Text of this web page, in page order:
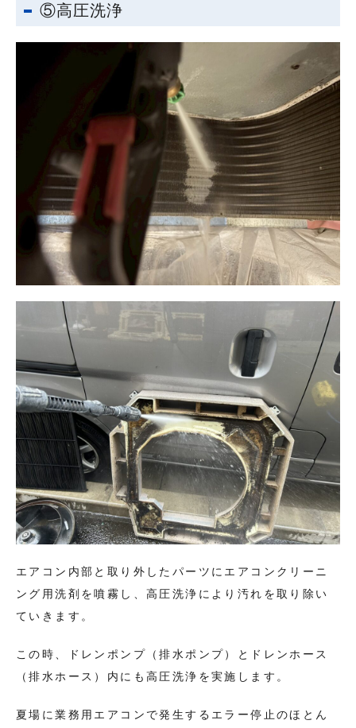
⑤高圧洗浄
エアコン内部と取り外したパーツにエアコンクリーニ
ング用洗剤を噴霧し、高圧洗浄により汚れを取り除い
ていきます。
この時、ドレンポンプ（排水ポンプ）とドレンホース
（排水ホース）内にも高圧洗浄を実施します。
夏場に業務用エアコンで発生するエラー停止のほとん